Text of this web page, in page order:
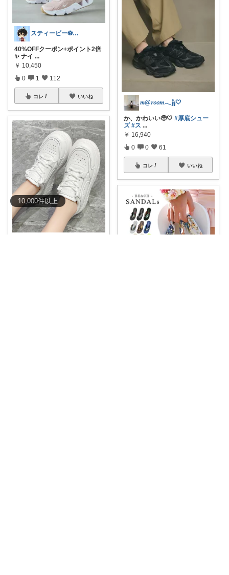
10,000件以上
スティービー⚽3人娘パパ
40%OFFクーポン+ポイント2倍
✨ ナイ ...
￥ 10,450
0 1 112
コレ いいね
𝑚@𝑟𝑜𝑜𝑚𓂃‪𓃱🤍
か、かわいい🥺🤍 #厚底シュー
ズ #ス ...
￥ 16,940
0 0 61
コレ いいね